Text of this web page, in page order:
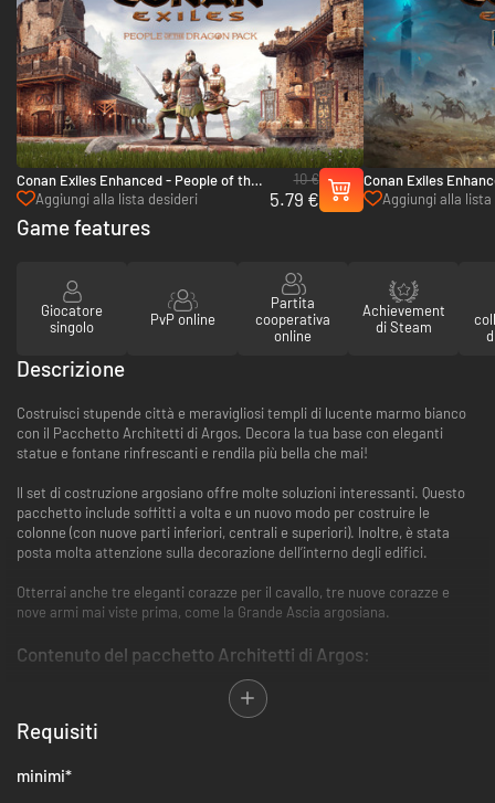
Conan Exiles Enhanced - People of the
Dragon Pack - PC (Steam)
Aggiungi alla lista desideri
10 €
5.79 €
Conan Exiles
- PC (Steam)
Aggiungi alla lista
Game features
Giocatore
singolo
PvP online
Partita
cooperativa
online
Achievement
di Steam
Descrizione
Costruisci stupende città e meravigliosi templi di lucente marmo bianco
con il Pacchetto Architetti di Argos. Decora la tua base con eleganti
statue e fontane rinfrescanti e rendila più bella che mai!
Il set di costruzione argosiano offre molte soluzioni interessanti. Questo
pacchetto include soffitti a volta e un nuovo modo per costruire le
colonne (con nuove parti inferiori, centrali e superiori). Inoltre, è stata
posta molta attenzione sulla decorazione dell’interno degli edifici.
Otterrai anche tre eleganti corazze per il cavallo, tre nuove corazze e
nove armi mai viste prima, come la Grande Ascia argosiana.
Contenuto del pacchetto Architetti di Argos:
49 nuovi ed esclusivi elementi da costruzione
Elementi decorativi tra cui meravigliosi soffitti a volta
18 nuovi ed eleganti elementi posizionabili
3 nuove selle per cavalcature
Requisiti
minimi*